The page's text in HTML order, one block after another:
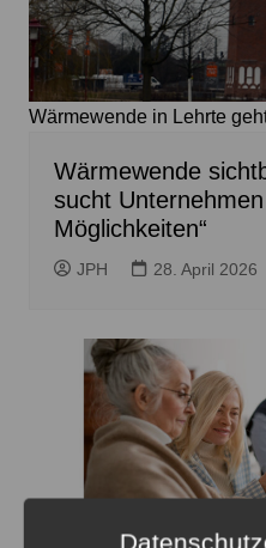
Wärmewende in Lehrte
Wärmewende
sucht
Möglichkeiten“
JPH 28. April 2026